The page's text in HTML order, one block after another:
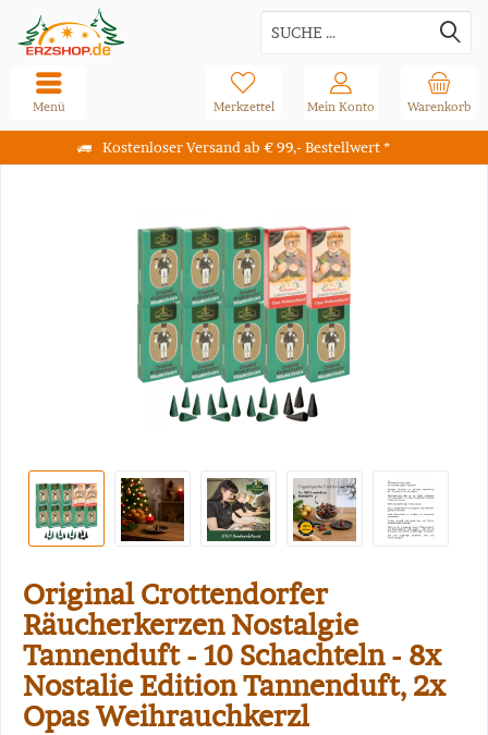
Kostenloser Versand ab € 99,- Bestellwert *
Warenkorb
Merkzettel Mein Konto
Menü
Original Crottendorfer
Räucherkerzen Nostalgie
Tannenduft - 10 Schachteln - 8x
Nostalie Edition Tannenduft, 2x
Opas Weihrauchkerzl